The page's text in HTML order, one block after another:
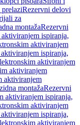
Rezervni delovi
za
montažaRezervni
ispiranja,
aktiviranjem
ispiranja,
aktiviranjem
aktiviranjem
aktiviranjem
montažaRezervni
aktiviranjem ispiranja,
aktiviranjem
ispiranja,
aktiviranjem